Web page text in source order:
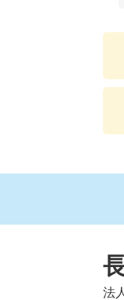
法